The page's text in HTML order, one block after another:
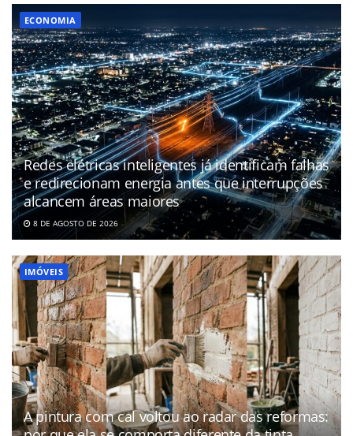
ECONOMIA
Redes elétricas inteligentes já identificam falhas
e redirecionam energia antes que interrupções
alcancem áreas maiores
8 DE AGOSTO DE 2026
IMÓVEIS
A pintura com cal voltou ao radar das reformas: